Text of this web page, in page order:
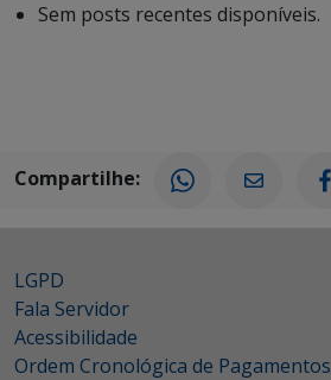
Sem posts recentes disponíveis.
Compartilhe:
LGPD
Fala Servidor
Acessibilidade
Ordem Cronológica de Pagamentos